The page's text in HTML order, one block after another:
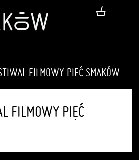
FILMOWY PIĘĆ SMAKÓW
FILMOWY PIĘĆ